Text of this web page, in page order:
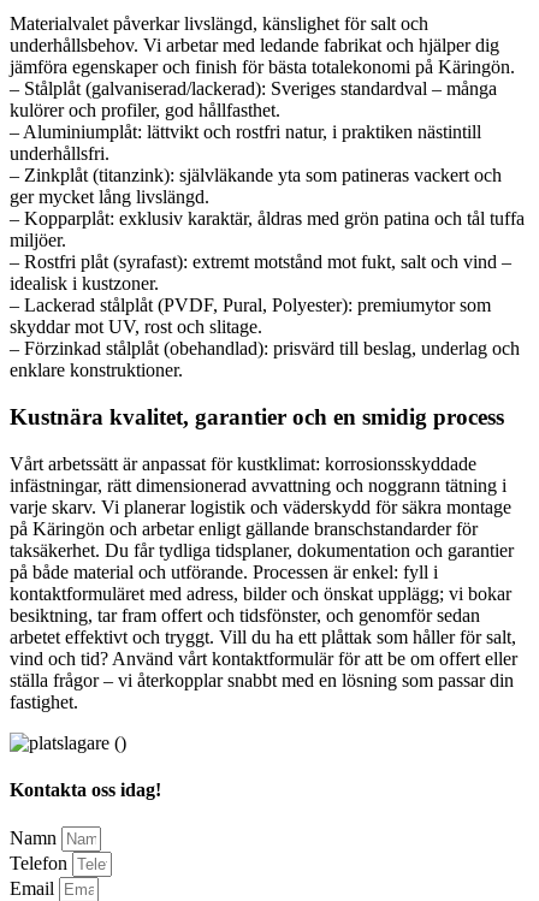
Materialvalet påverkar livslängd, känslighet för salt och
underhållsbehov. Vi arbetar med ledande fabrikat och hjälper dig
jämföra egenskaper och finish för bästa totalekonomi på Käringön.
– Stålplåt (galvaniserad/lackerad): Sveriges standardval – många
kulörer och profiler, god hållfasthet.
– Aluminiumplåt: lättvikt och rostfri natur, i praktiken nästintill
underhållsfri.
– Zinkplåt (titanzink): självläkande yta som patineras vackert och
ger mycket lång livslängd.
– Kopparplåt: exklusiv karaktär, åldras med grön patina och tål tuffa
miljöer.
– Rostfri plåt (syrafast): extremt motstånd mot fukt, salt och vind –
idealisk i kustzoner.
– Lackerad stålplåt (PVDF, Pural, Polyester): premiumytor som
skyddar mot UV, rost och slitage.
– Förzinkad stålplåt (obehandlad): prisvärd till beslag, underlag och
enklare konstruktioner.
Kustnära kvalitet, garantier och en smidig process
Vårt arbetssätt är anpassat för kustklimat: korrosionsskyddade
infästningar, rätt dimensionerad avvattning och noggrann tätning i
varje skarv. Vi planerar logistik och väderskydd för säkra montage
på Käringön och arbetar enligt gällande branschstandarder för
taksäkerhet. Du får tydliga tidsplaner, dokumentation och garantier
på både material och utförande. Processen är enkel: fyll i
kontaktformuläret med adress, bilder och önskat upplägg; vi bokar
besiktning, tar fram offert och tidsfönster, och genomför sedan
arbetet effektivt och tryggt. Vill du ha ett plåttak som håller för salt,
vind och tid? Använd vårt kontaktformulär för att be om offert eller
ställa frågor – vi återkopplar snabbt med en lösning som passar din
fastighet.
Kontakta oss idag!
Namn
Telefon
Email